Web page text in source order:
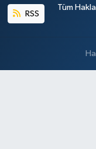
RSS
Tüm